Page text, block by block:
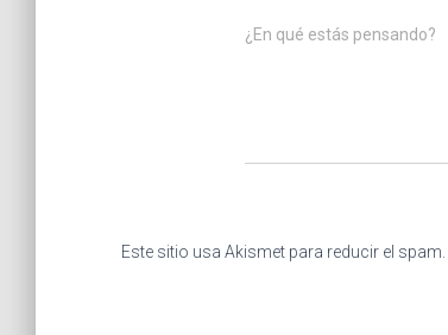
¿En qué estás pensando?
Este sitio usa Akismet para reducir el spam.